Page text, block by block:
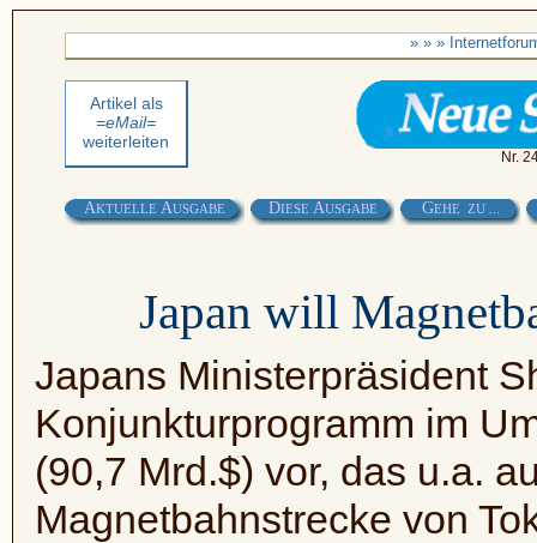
» » »
Artikel als
=eMail=
weiterleiten
Nr.
AKTUELLE AUSGABE DIESE AUSGABE GEHE ZU ...
Japan will
Japans Ministerpräsident
Konjunkturprogramm im
(90,7 Mrd.$) vor, das u.a.
Magnetbahnstrecke von